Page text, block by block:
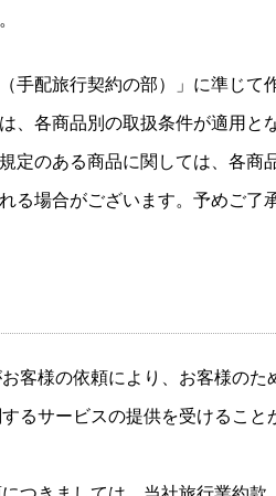
手配旅行契約の部）」に準じて
、各商品別の取扱条件が適用と
定のある商品に関しては、各商
る場合がございます。予めご了
客様の依頼により、お客様の
るサービスの提供を受けるこ